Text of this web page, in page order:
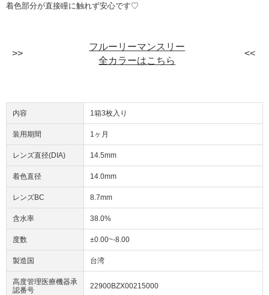
着色部分が直接瞳に触れず安心です♡
フルーリーマンスリー
全カラーはこちら
内容 1箱3枚入り
装用期間 1ヶ月
レンズ直径(DIA) 14.5mm
着色直径 14.0mm
レンズBC 8.7mm
含水率 38.0%
度数 ±0.00~-8.00
製造国 台湾
高度管理医療機器承
認番号
22900BZX00215000